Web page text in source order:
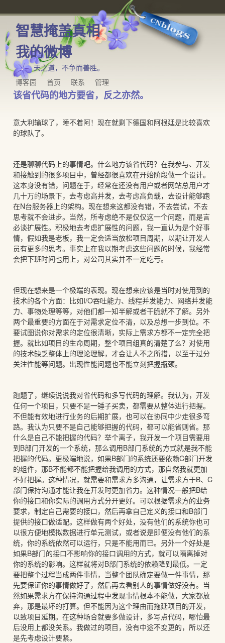
智慧掩盖真相
我的微博
天之道，不争而善胜。
博客园
首页 联系 管理
该省代码的地方要省，反之亦然。
意大利输球了，睡不着阿！现在就剩下德国和阿根廷是比较喜欢
的球队了。
还是聊聊代码上的事情吧。什么地方该省代码？在我参与、开发
和接触到的很多项目中，曾经都很喜欢在开始阶段做一个设计。
这本身没有错，问题在于，经常在还没有用户或者网站总用户才
几十万的场景下，去考虑高并发，去考虑高负载，去设计能够跑
在N台服务器上的架构。现在想来这都没有错，不去尝试，不去
思考就不会进步。当然，所考虑绝不是仅仅这一个问题，而是言
必谈扩展性。积极地去考虑扩展性的问题，我一直认为是个好事
情，假如我是老板，我一定会适当放松项目周期，以期让开发人
员有更多的思考。事实上在我以期考虑这些问题的时候，我经常
会把下班时间也用上，对公司其实并不一定吃亏。
但现在想来是一个极端的表现。现在想来应该是当时对使用到的
技术的各个方面：比如I/O吞吐能力、线程并发能力、网络并发能
力、事物处理等等，对他们都一知半解或者干脆就不了解。另外
两个最重要的方面在于对需求定位不清，以及总想一步到位。不
要试图说你对需求的定位很清晰，实际上需求方都不一定完全把
握。就比如项目的生命周期，整个项目组真的清楚了么？对使用
的技术缺乏整体上的理论理解，才会让人不之所措，以至于过分
关注性能等问题。出现性能问题也不能立刻把握瓶颈。
跑题了，继续说说我对省代码和多写代码的理解。我认为，开发
任何一个项目，只要不是一锤子买卖，都需要从整体进行把握。
不但能有效地进行业务的后期扩展，也可以在协同中少走很多弯
路。我认为只要不是自己能够把握的代码，都可以能省则省。那
什么是自己不能把握的代码？举个离子，我开发一个项目需要用
到B部门开发的一个系统，那么调用B部门系统的方式就是我不能
把握的代码。更极端地说，如果B部门的系统还要依赖C部门开发
的组件，那B不能都不能把握给我调用的方式，那自然我就更加
不好把握。这种情况，就需要和需求方多沟通，让需求方于B、C
部门保持沟通才能让我在开发时更加省力。这种情况一般把B给
你的接口和你实际的调用方式分开更好。可以根据需求方的业务
要求，制定自己需要的接口，然后再拿自己定义的接口和B部门
提供的接口做适配。这样做有两个好处，没有他们的系统你也可
以很方便地模拟数据进行单元测试，或者说是即便没有他们的系
统，你的系统依然可以运行，只是不能用而已。另外一个好处是
如果B部门的接口不影响你的接口调用的方式，就可以隔离掉对
你的系统的影响。这样就将对B部门系统的依赖降到最低。一定
要把整个过程当成两件事情，当整个团队确定要做一件事情，那
先要保证你的事情做好了，然后再去看别人的事情做好没有。当
然如果需求方在保持沟通过程中发现事情根本不能做，大家都放
弃，那是最坏的打算。但不能因为这个理由而拖延项目的开发，
以致项目延期。在这种场合就要多做设计，多写点代码，哪怕最
后没用上都没关系。我做过的项目，没有中途不变更的，所以还
是先考虑设计要紧。